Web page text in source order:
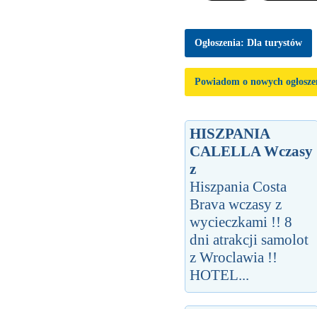
Ogłoszenia: Dla turystów
Powiadom o nowych
HISZPANIA
CALELLA Wczasy
z
Hiszpania Costa
Brava wczasy z
wycieczkami !! 8
dni atrakcji samolot
z Wroclawia !!
HOTEL...